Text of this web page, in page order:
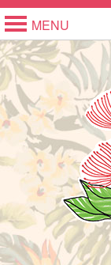
MENU